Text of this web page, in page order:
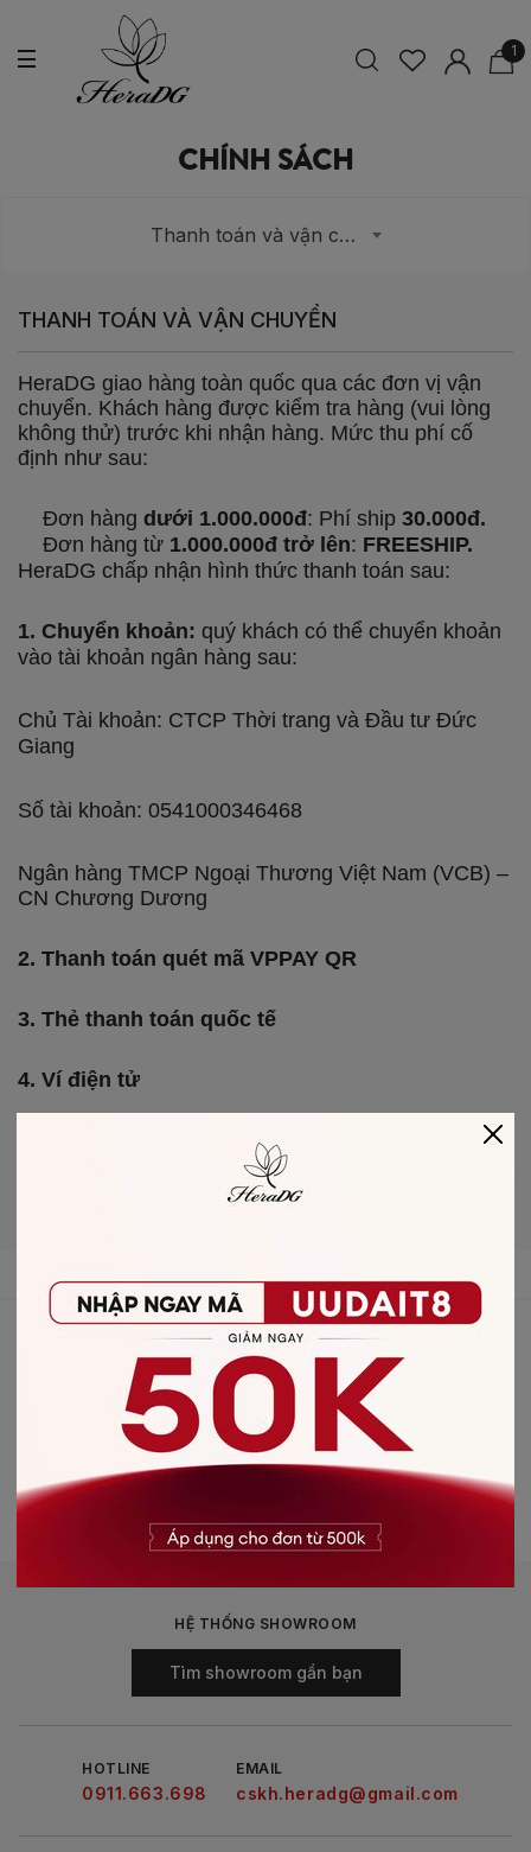
1
CHÍNH SÁCH
Thanh toán và vận chuyển
THANH TOÁN VÀ VẬN CHUYỂN
HeraDG giao hàng toàn quốc qua các đơn vị vận
chuyển. Khách hàng được kiểm tra hàng (vui lòng
không thử) trước khi nhận hàng. Mức thu phí cố
định như sau:
Đơn hàng dưới 1.000.000đ: Phí ship 30.000đ.
Đơn hàng từ 1.000.000đ trở lên: FREESHIP.
HeraDG chấp nhận hình thức thanh toán sau:
1. Chuyển khoản: quý khách có thể chuyển khoản
vào tài khoản ngân hàng sau:
Chủ Tài khoản: CTCP Thời trang và Đầu tư Đức
Giang
Số tài khoản: 0541000346468
Ngân hàng TMCP Ngoại Thương Việt Nam (VCB) –
CN Chương Dương
2. Thanh toán quét mã VPPAY QR
3. Thẻ thanh toán quốc tế
4. Ví điện tử
5. Thanh toán khi nhận hàng:
Áp dụng ship COD
THAM GIA VỚI CHÚNG TÔI
Facebook Instagram
Youtube Tiktok
HỆ THỐNG SHOWROOM
Tìm showroom gần bạn
HOTLINE
0911.663.698
EMAIL
cskh.heradg@gmail.com